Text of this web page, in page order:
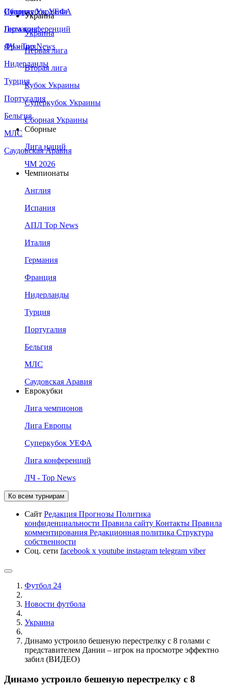
Сборная Украины
Италия
Германия
Франция
Нидерланды
Турция
Португалия
Бельгия
МЛС
Саудовская Аравия
Суперкубок УЕФА
Лига конференций
ЛЧ - Top News
Украина
Украина
Первая лига
Вторая лига
Кубок Украины
Суперкубок Украины
Сборная Украины
Сборные
Лига наций
ЧМ 2026
Чемпионаты
Англия
Испания
АПЛ Top News
Италия
Германия
Франция
Нидерланды
Турция
Португалия
Бельгия
МЛС
Саудовская Аравия
Еврокубки
Лига чемпионов
Лига Европы
Суперкубок УЕФА
Лига конференций
ЛЧ - Top News
Ко всем турнирам
Сайт Редакция Прогнозы Политика
конфиденциальности Правила сайту Контакты Правила
комментирования Редакционная политика Структура
собственности
Соц. сети facebook x youtube instagram telegram viber
Футбол 24
Новости футбола
Украина
Динамо устроило бешеную перестрелку с 8 голами с
представителем Дании – игрок на просмотре эффектно
забил (ВИДЕО)
Динамо устроило бешеную перестрелку с 8